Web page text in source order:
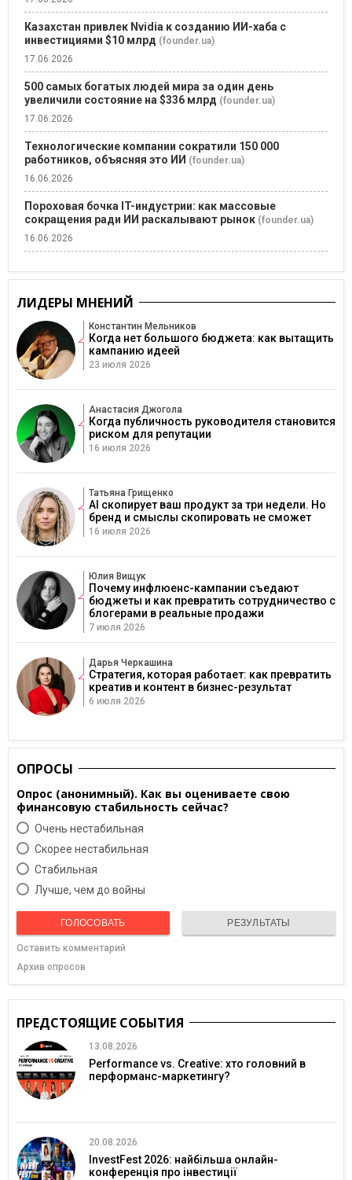
Казахстан привлек Nvidia к созданию ИИ-хаба с
инвестициями $10 млрд (founder.ua)
17.06.2026
500 самых богатых людей мира за один день
увеличили состояние на $336 млрд (founder.ua)
17.06.2026
Технологические компании сократили 150 000
работников, объясняя это ИИ (founder.ua)
16.06.2026
Пороховая бочка IT-индустрии: как массовые
сокращения ради ИИ раскалывают рынок (founder.ua)
16.06.2026
ЛИДЕРЫ МНЕНИЙ
Константин Мельников
Когда нет большого бюджета: как вытащить
кампанию идеей
23 июля 2026
Анастасия Джогола
Когда публичность руководителя становится
риском для репутации
16 июля 2026
Татьяна Грищенко
AI скопирует ваш продукт за три недели. Но
бренд и смыслы скопировать не сможет
16 июля 2026
Юлия Вищук
Почему инфлюенс-кампании съедают
бюджеты и как превратить сотрудничество с
блогерами в реальные продажи
7 июля 2026
Дарья Черкашина
Стратегия, которая работает: как превратить
креатив и контент в бизнес-результат
6 июля 2026
ОПРОСЫ
Опрос (анонимный). Как вы оцениваете свою
финансовую стабильность сейчас?
Очень нестабильная
Скорее нестабильная
Cтабильная
Лучше, чем до войны
ГОЛОСОВАТЬ РЕЗУЛЬТАТЫ
Оставить комментарий
Архив опросов
ПРЕДСТОЯЩИЕ СОБЫТИЯ
13.08.2026
Performance vs. Creative: хто головний в
перформанс-маркетингу?
20.08.2026
InvestFest 2026: найбільша онлайн-
конференція про інвестиції